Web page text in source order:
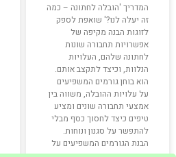
המדריך 'הובלה לחתונה – כמה
זה יעלה לנו?' שואפת לספק
לזוגות הבנה מקיפה של
אפשרויות תחבורה שונות
לחתונה שלהם, העלויות
הנלוות, וכיצד לתקצב אותם.
הוא בוחן גורמים המשפיעים
על עלויות ההובלה, משווה בין
אמצעי תחבורה שונים ומציע
טיפים כיצד לחסוך כסף מבלי
להתפשר על סגנון ונוחות.
הבנת הגורמים המשפיעים על